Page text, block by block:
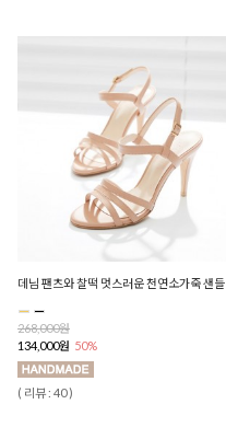
데님 팬츠와 찰떡 멋스러운 천연소가죽 샌들
268,000원
134,000원 50%
( 리뷰 : 40 )